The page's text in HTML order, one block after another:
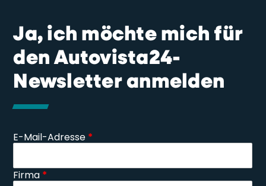
Ja, ich möchte mich für
den Autovista24-
Newsletter anmelden